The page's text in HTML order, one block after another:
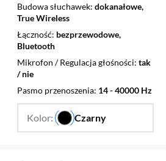
Budowa słuchawek dokanałowe,
True Wireless
Łączność bezprzewodowe,
Bluetooth
Mikrofon / Regulacja głośności tak
/ nie
Pasmo przenoszenia 14 - 40000 Hz
Kolor: Czarny
…